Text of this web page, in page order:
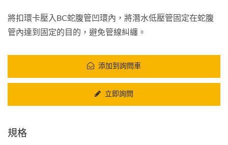
將扣環卡壓入BC蛇腹管凹環內，將潛水低壓管固定在蛇腹
管內達到固定的目的，避免管線糾纏。
添加到詢問車
立即詢問
規格